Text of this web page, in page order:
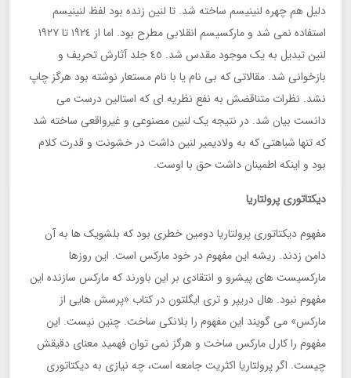
دلیل هم چهره لنینیسم ساخته شد. تا لنین زنده بود لفظ لنینیسم
استفاده نمی شد و مارکسیسم انقلابی مطرح بود. اما از ١٩٢٤ تا ١٩٢٧
لنین تبدیل به یک موجود مقدس شد. ٤٥ جلد آثارش تحریف و
بازخوانی شد. مقالاتی که بی نام یا با نام مستعار نوشته بود هرگز چاپ
نشد. نظرات متناقضش به نفع نظریه ای که استالین درست می
دانست بیان شد. در نتیجه یک لنین مصنوعی و غیرواقعی ساخته شد
که تنها شباهتی که به ولادیمیر لنین داشت در خشونت و قدرت کلام
بود و اینکه اطمینان داشت حق با اوست.
دیکتاتوری پرولتاریا
مفهوم دیکتاتوری پرولتاریا دومین خطری بود که بلشویک ها به آن
دامن زدند. ریشه این مفهوم در خود مارکس است. این روزها
مارکسیست های پیشرو و انتقادی بر این باورند که مارکس سازنده این
مفهوم نبود. هال دریپر و تری ایگلتون در کتاب «پرسش هایی از
مارکس» می گویند این مفهوم را بلانکی ساخت. چنین نیست. این
مفهوم را کارل مارکس ساخت و هرگز نمی توان فهمید معنای دقیقش
چیست. اگر پرولتاریا اکثریت جامعه است، چه نیازی به دیکتاتوری